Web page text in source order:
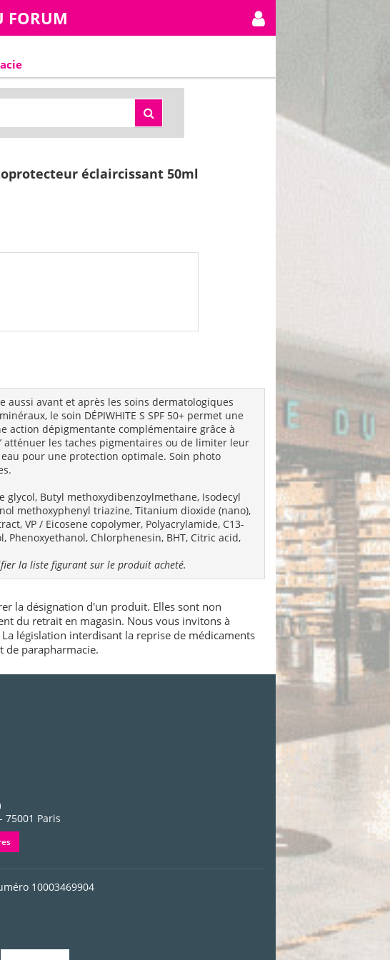
FORUM
éclaircissant 50ml
aussi avant et après les soins dermatologiques
le soin DÉPIWHITE S SPF 50+ permet une
action dépigmentante complémentaire grâce à
atténuer les taches pigmentaires ou de limiter leur
pour une protection optimale. Soin photo
glycol, Butyl methoxydibenzoylmethane, Isodecyl
methoxyphenyl triazine, Titanium dioxide (nano),
VP / Eicosene copolymer, Polyacrylamide, C13-
Chlorphenesin, BHT, Citric acid,
la liste figurant sur le produit acheté.
la désignation d'un produit. Elles sont non
du retrait en magasin. Nous vous invitons à
législation interdisant la reprise de médicaments
de parapharmacie.
- 75001 Paris
10003469904